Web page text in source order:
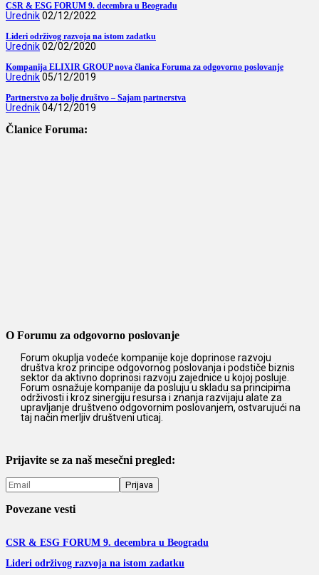
CSR & ESG FORUM 9. decembra u Beogradu
Urednik02/12/2022
Lideri održivog razvoja na istom zadatku
Urednik02/02/2020
Kompanija ELIXIR GROUP nova članica Foruma za odgovorno poslovanje
Urednik05/12/2019
Partnerstvo za bolje društvo – Sajam partnerstva
Urednik04/12/2019
Članice Foruma:
O Forumu za odgovorno poslovanje
Forum okuplja vodeće kompanije koje doprinose razvoju
društva kroz principe odgovornog poslovanja i podstiče biznis
sektor da aktivno doprinosi razvoju zajednice u kojoj posluje.
Forum osnažuje kompanije da posluju u skladu sa principima
održivosti i kroz sinergiju resursa i znanja razvijaju alate za
upravljanje društveno odgovornim poslovanjem, ostvarujući na
taj način merljiv društveni uticaj.
Prijavite se za naš mesečni pregled:
Povezane vesti
CSR & ESG FORUM 9. decembra u Beogradu
Lideri održivog razvoja na istom zadatku